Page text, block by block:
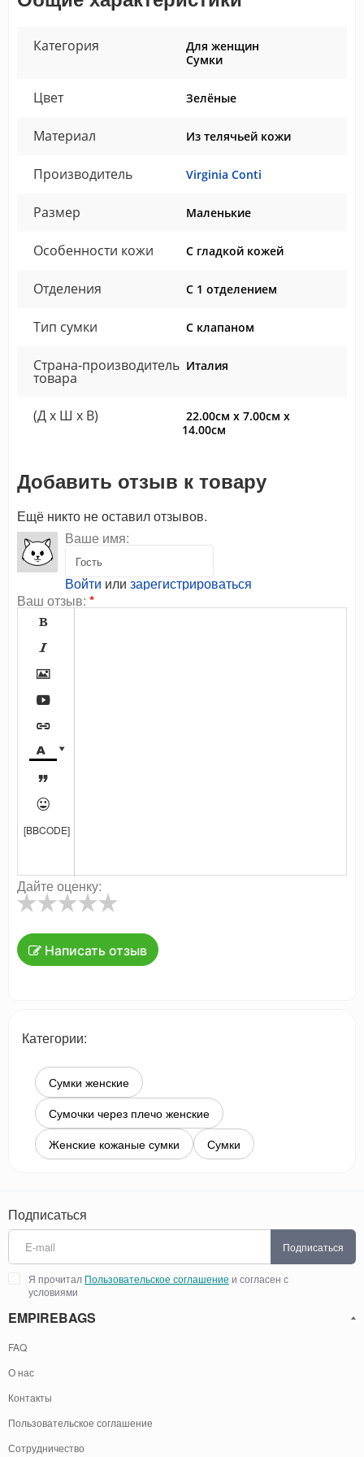
Категория
Для женщин
Сумки
Цвет Зелёные
Материал Из телячьей кожи
Производитель Virginia Conti
Размер Маленькие
Особенности кожи С гладкой кожей
Отделения С 1 отделением
Тип сумки С клапаном
Страна-производитель
товара
Италия
(Д x Ш x В)
22.00см x 7.00см x
14.00см
Добавить отзыв к товару
Ещё никто не оставил отзывов.
Ваше имя:
Войти или зарегистрироваться
Ваш отзыв: *









[BBCODE]
Дайте оценку:
Написать отзыв
Категории:
Сумки женские
Сумочки через плечо женские
Женские кожаные сумки
Сумки
Подписаться
Подписаться
Я прочитал Пользовательское соглашение и согласен с
условиями
EMPIREBAGS
FAQ
О нас
Контакты
Пользовательское соглашение
Сотрудничество